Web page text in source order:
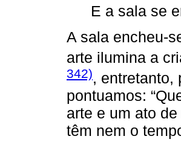
E a sala se
A sala encheu-
arte ilumina a
342), entretanto,
pontuamos:
arte e um ato
têm nem o